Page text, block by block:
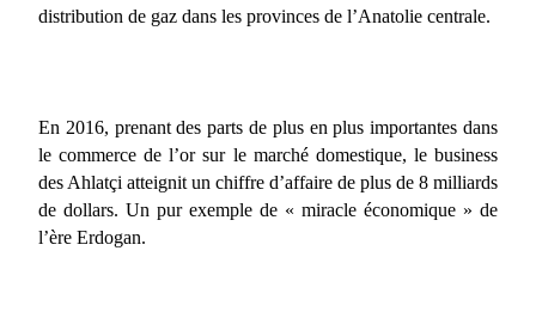
distribution de gaz dans les provinces de l’Anatolie centrale.
En 2016, prenant des parts de plus en plus importantes dans
le commerce de l’or sur le marché domestique, le business
des Ahlatçi atteignit un chiffre d’affaire de plus de 8 milliards
de dollars. Un pur exemple de « miracle économique » de
l’ère Erdogan.